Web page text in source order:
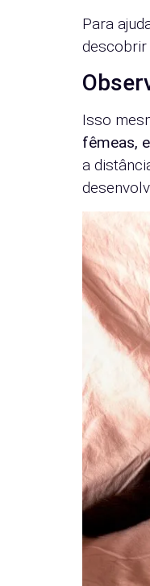
Para
descobrir
Isso
fêmeas,
a